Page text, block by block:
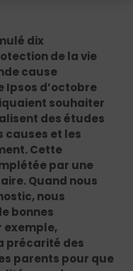
dix
de la vie
cause
Ipsos d’octobre
souhaiter
des études
causes et les
Cette
par une
Quand nous
nous
bonnes
exemple,
précarité des
parents pour que